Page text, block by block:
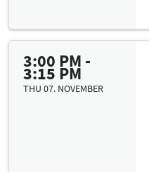
3:00 PM -
3:15 PM
THU 07. NOVEMBER